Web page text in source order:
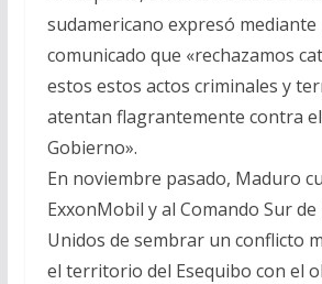
sudamericano expresó mediante
comunicado que «rechazamos
estos estos actos criminales y
atentan flagrantemente contra
Gobierno».
En noviembre pasado, Maduro
ExxonMobil y al Comando Sur de
Unidos de sembrar un conflicto
el territorio del Esequibo con el